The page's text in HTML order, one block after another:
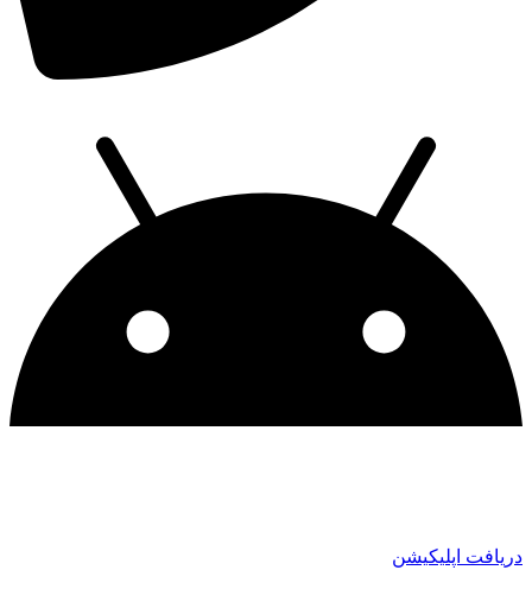
دریافت اپلیکیشن